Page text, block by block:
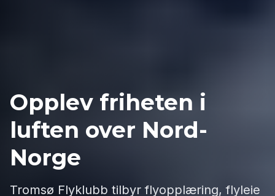
Opplev friheten i
luften over Nord-
Norge
Tromsø Flyklubb tilbyr flyopplæring, flyleie